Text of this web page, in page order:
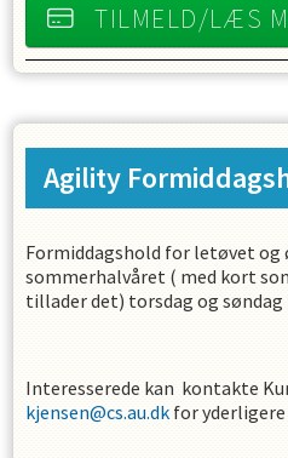
TILMELD/LÆS
Agility
Formiddagshold for letøvet
sommerhalvåret ( med kort
tillader det) torsdag og søndag
Interesserede kan kontakte
kjensen@cs.au.dk for